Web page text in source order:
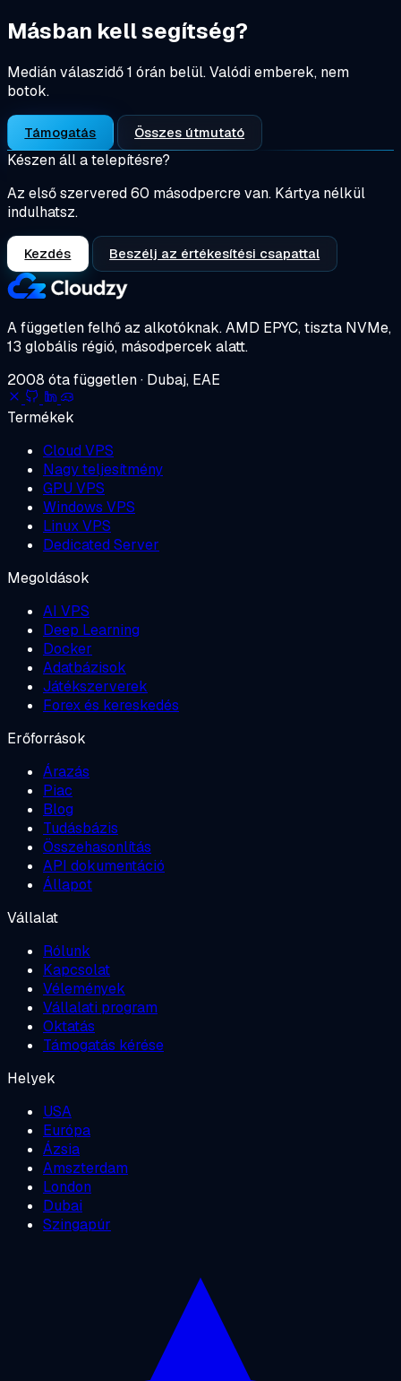
Másban kell segítség?
Medián válaszidő 1 órán belül. Valódi emberek, nem
botok.
Támogatás Összes útmutató
Készen áll a telepítésre?
Az első szervered 60 másodpercre van. Kártya nélkül
indulhatsz.
Kezdés Beszélj az értékesítési csapattal
A független felhő az alkotóknak.AMD EPYC, tiszta NVMe,
13 globális régió, másodpercek alatt.
2008 óta független · Dubaj, EAE
Termékek
Cloud VPS
Nagy teljesítmény
GPU VPS
Windows VPS
Linux VPS
Dedicated Server
Megoldások
AI VPS
Deep Learning
Docker
Adatbázisok
Játékszerverek
Forex és kereskedés
Erőforrások
Árazás
Piac
Blog
Tudásbázis
Összehasonlítás
API dokumentáció
Állapot
Vállalat
Rólunk
Kapcsolat
Vélemények
Vállalati program
Oktatás
Támogatás kérése
Helyek
USA
Európa
Ázsia
Amszterdam
London
Dubai
Szingapúr